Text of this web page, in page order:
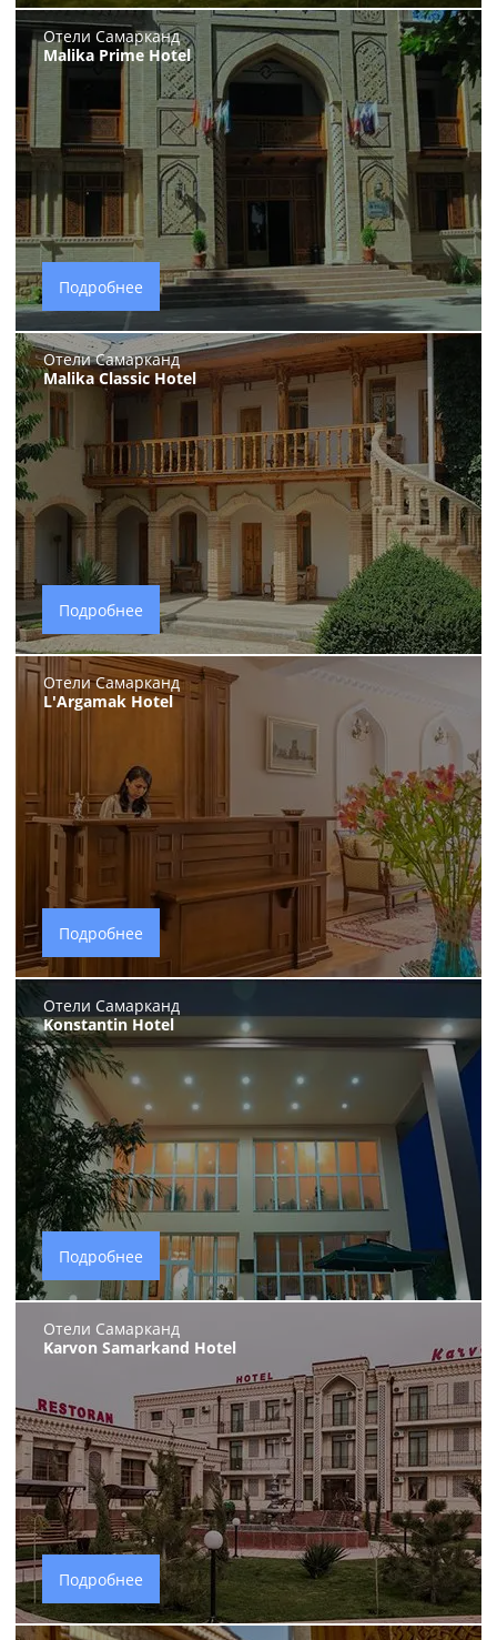
Отели Самарканд
Malika Prime Hotel
Подробнее
Отели Самарканд
Malika Classic Hotel
Подробнее
Отели Самарканд
L'Argamak Hotel
Подробнее
Отели Самарканд
Konstantin Hotel
Подробнее
Отели Самарканд
Karvon Samarkand Hotel
Подробнее